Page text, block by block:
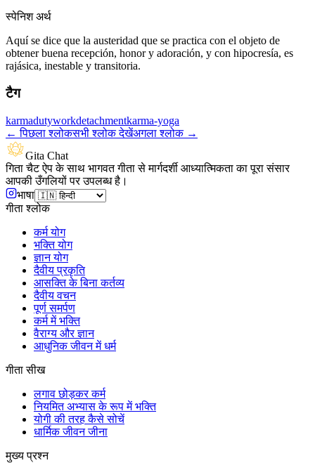
स्पेनिश अर्थ
Aquí se dice que la austeridad que se practica con el objeto de
obtener buena recepción, honor y adoración, y con hipocresía, es
rajásica, inestable y transitoria.
टैग
karmadutyworkdetachmentkarma-yoga
←पिछला श्लोकसभी श्लोक देखेंअगला श्लोक→
Gita Chat
गिता चैट ऐप के साथ भागवत गीता से मार्गदर्शी आध्यात्मिकता का पूरा संसार
आपकी उँगलियों पर उपलब्ध है।
भाषा
गीता श्लोक
कर्म योग
भक्ति योग
ज्ञान योग
दैवीय प्रकृति
आसक्ति के बिना कर्तव्य
दैवीय वचन
पूर्ण समर्पण
कर्म में भक्ति
वैराग्य और ज्ञान
आधुनिक जीवन में धर्म
गीता सीख
लगाव छोड़कर कर्म
नियमित अभ्यास के रूप में भक्ति
योगी की तरह कैसे सोचें
धार्मिक जीवन जीना
मुख्य प्रश्न